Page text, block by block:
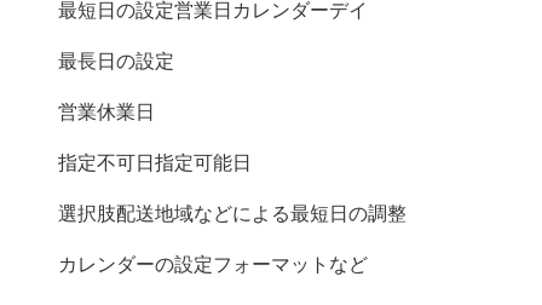
最短日の設定(営業日+カレンダーデイ)
最長日の設定
営業休業日
指定不可日 | 指定可能日
選択肢(配送地域など)による最短日の調整
カレンダーの設定 (フォーマットなど)